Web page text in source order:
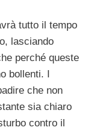
tutto il tempo
lasciando
perché queste
bollenti. I
che non
sia chiaro
contro il